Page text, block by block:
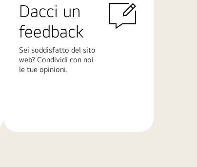
Dacci un
feedback
Sei soddisfatto del sito
web? Condividi con noi
le tue opinioni.